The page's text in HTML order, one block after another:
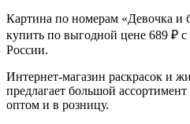
Картина по номерам «Девочка и
купить по выгодной цене 689 ₽
России.
Интернет-магазин раскрасок и
предлагает большой
оптом и в розницу.